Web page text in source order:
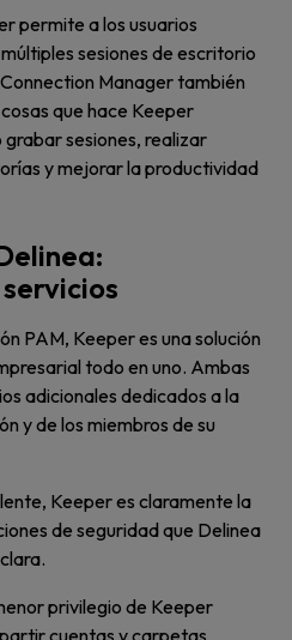
permite a los usuarios
sesiones de escritorio
Manager también
que hace Keeper
sesiones, realizar
y mejorar la productividad
PAM, Keeper es una solución
todo en uno. Ambas
adicionales dedicados a la
y de los miembros de su
Keeper es claramente la
de seguridad que Delinea
privilegio de Keeper
cuentas y carpetas